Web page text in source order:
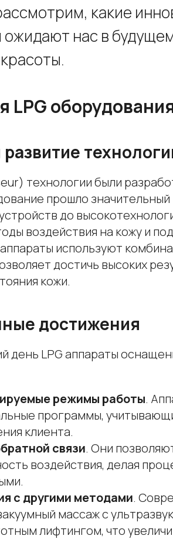
какие
ожидают нас в
LPG
технологии были
прошло
до
воздействия на кожу и
используют
достичь высоких
кожи.
достижения
день LPG аппараты
режимы работы.
программы,
клиента.
связи. Они
воздействия, делая
с другими методами.
массаж с
лифтингом, что